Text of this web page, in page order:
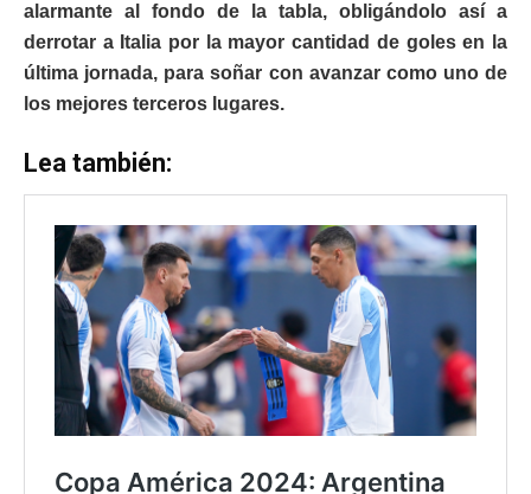
alarmante al fondo de la tabla, obligándolo así a
derrotar a Italia por la mayor cantidad de goles en la
última jornada, para soñar con avanzar como uno de
los mejores terceros lugares.
Lea también: